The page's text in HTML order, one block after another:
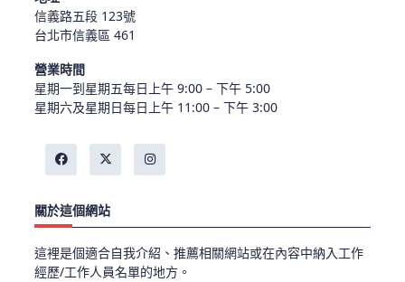
信義路五段 123號
台北市信義區 461
營業時間
星期一到星期五每日上午 9:00 – 下午 5:00
星期六及星期日每日上午 11:00 – 下午 3:00
關於這個網站
這裡是個適合自我介紹、推薦相關網站或在內容中納入工作
經歷/工作人員名單的地方。